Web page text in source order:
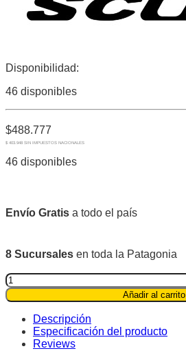
Disponibilidad:
46 disponibles
$488.777
$ 403.948 SIN IMPUESTOS NACIONALES
46 disponibles
Envío Gratis a todo el país
8 Sucursales en toda la Patagonia
Pirelli
LT215/75R15
106Q
Scorpion™
MTR
quantity
Añadir al carrito
Descripción
Especificación del producto
Reviews